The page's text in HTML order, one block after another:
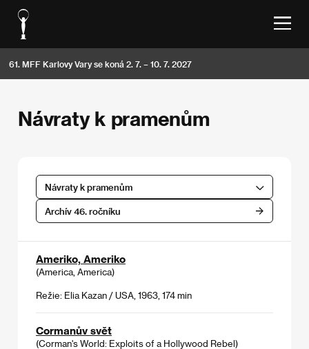
61. MFF Karlovy Vary se koná 2. 7. – 10. 7. 2027
Návraty k pramenům
Návraty k pramenům
Archív 46. ročníku
Ameriko, Ameriko
(America, America)
Režie: Elia Kazan / USA, 1963, 174 min
Cormanův svět
(Corman's World: Exploits of a Hollywood Rebel)